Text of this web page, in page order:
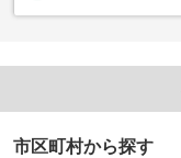
市区町村から探す